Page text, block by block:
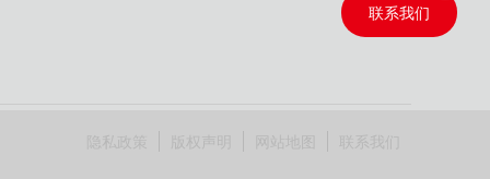
隐私政策 版权声明 网站地图 联系我们
联系我们